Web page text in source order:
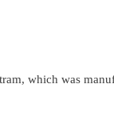
which was